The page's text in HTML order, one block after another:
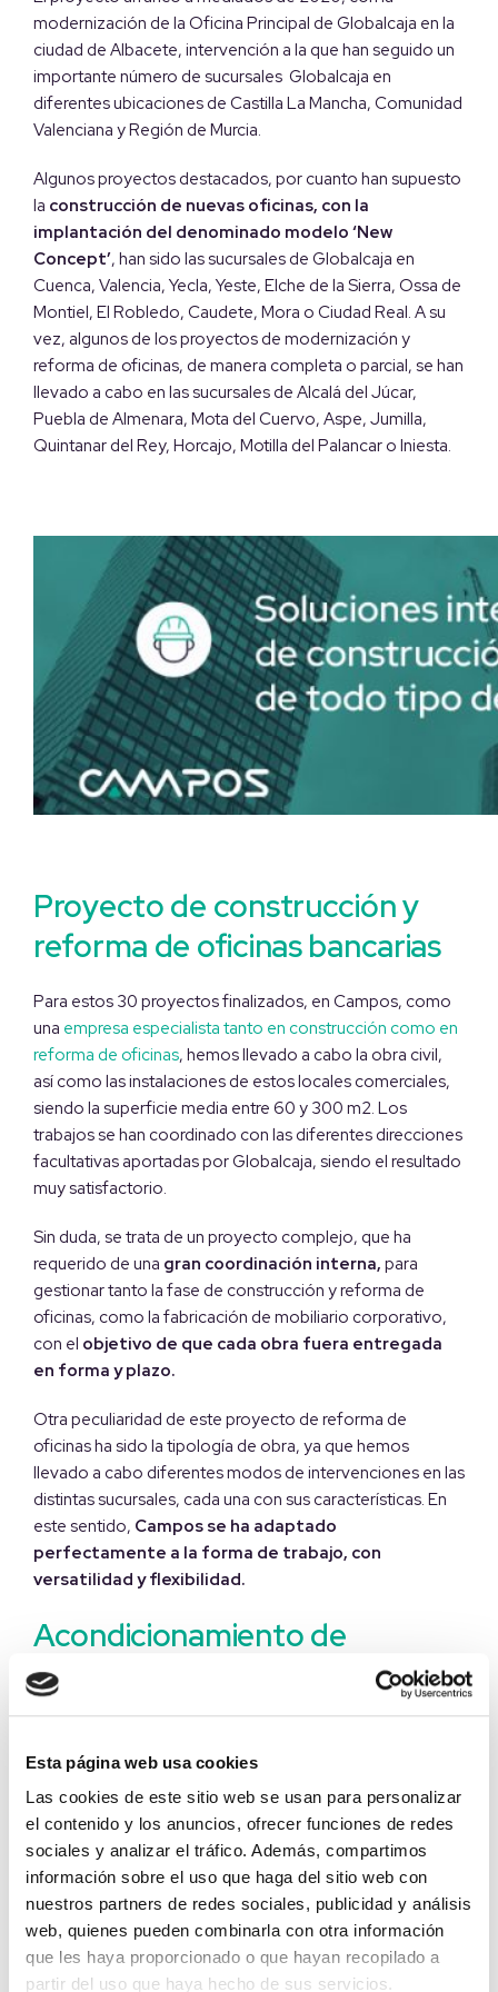
Esta página web usa cookies
Las cookies de este sitio web se usan para personalizar
el contenido y los anuncios, ofrecer funciones de redes
sociales y analizar el tráfico. Además, compartimos
información sobre el uso que haga del sitio web con
nuestros partners de redes sociales, publicidad y análisis
web, quienes pueden combinarla con otra información
que les haya proporcionado o que hayan recopilado a
partir del uso que haya hecho de sus servicios.
modernización de la Oficina Principal de Globalcaja en la
ciudad de Albacete, intervención a la que han seguido un
importante número de sucursales Globalcaja en
diferentes ubicaciones de Castilla La Mancha, Comunidad
Valenciana y Región de Murcia.
Algunos proyectos destacados, por cuanto han supuesto
la construcción de nuevas oficinas, con la
implantación del denominado modelo ‘New
Concept’, han sido las sucursales de Globalcaja en
Cuenca, Valencia, Yecla, Yeste, Elche de la Sierra, Ossa de
Montiel, El Robledo, Caudete, Mora o Ciudad Real. A su
vez, algunos de los proyectos de modernización y
reforma de oficinas, de manera completa o parcial, se han
llevado a cabo en las sucursales de Alcalá del Júcar,
Puebla de Almenara, Mota del Cuervo, Aspe, Jumilla,
Quintanar del Rey, Horcajo, Motilla del Palancar o Iniesta.
Proyecto de construcción y
reforma de oficinas bancarias
Para estos 30 proyectos finalizados, en Campos, como
una empresa especialista tanto en construcción como en
reforma de oficinas, hemos llevado a cabo la obra civil,
así como las instalaciones de estos locales comerciales,
siendo la superficie media entre 60 y 300 m2. Los
trabajos se han coordinado con las diferentes direcciones
facultativas aportadas por Globalcaja, siendo el resultado
muy satisfactorio.
Sin duda, se trata de un proyecto complejo, que ha
requerido de una gran coordinación interna, para
gestionar tanto la fase de construcción y reforma de
oficinas, como la fabricación de mobiliario corporativo,
con el objetivo de que cada obra fuera entregada
en forma y plazo.
Otra peculiaridad de este proyecto de reforma de
oficinas ha sido la tipología de obra, ya que hemos
llevado a cabo diferentes modos de intervenciones en las
distintas sucursales, cada una con sus características. En
este sentido, Campos se ha adaptado
perfectamente a la forma de trabajo, con
versatilidad y flexibilidad.
Acondicionamiento de
espacios: Actuación sobre la
sede central en Albacete
Además de las obras de construcción y reforma de
oficinas bancarias que hemos llevado a cabo para
Globalcaja en su red de sucursales,desde Campos
también hemos participado en el
acondicionamiento de espacios en los Servicios
Centrales de la entidad, situados en Albacete capital.
En este caso, actuamos tanto en la sala comercial, donde
se ubica la Oficina Principal, como en planta primera,